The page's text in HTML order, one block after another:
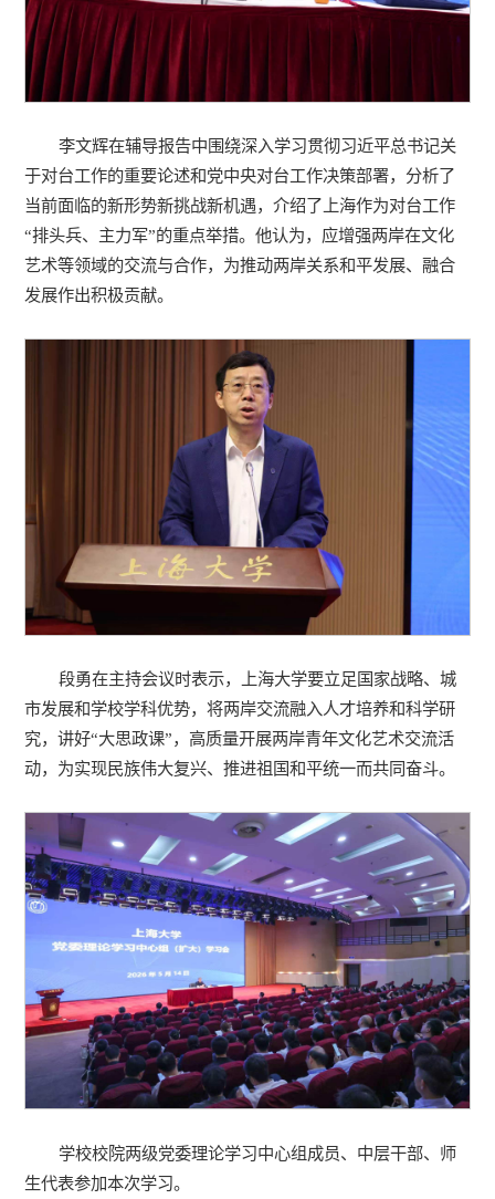
李文辉在辅导报告中围绕深入学习贯彻习近平总书记关
于对台工作的重要论述和党中央对台工作决策部署，分析了
当前面临的新形势新挑战新机遇，介绍了上海作为对台工作
“排头兵、主力军”的重点举措。他认为，应增强两岸在文化
艺术等领域的交流与合作，为推动两岸关系和平发展、融合
发展作出积极贡献。
段勇在主持会议时表示，上海大学要立足国家战略、城
市发展和学校学科优势，将两岸交流融入人才培养和科学研
究，讲好“大思政课”，高质量开展两岸青年文化艺术交流活
动，为实现民族伟大复兴、推进祖国和平统一而共同奋斗。
学校校院两级党委理论学习中心组成员、中层干部、师
生代表参加本次学习。